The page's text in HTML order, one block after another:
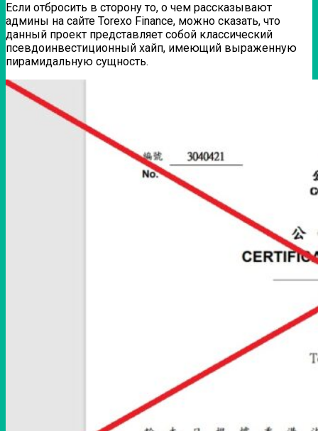
Если отбросить в сторону то, о чем рассказывают
админы на сайте Torexo Finance, можно сказать, что
данный проект представляет собой классический
псевдоинвестиционный хайп, имеющий выраженную
пирамидальную сущность.